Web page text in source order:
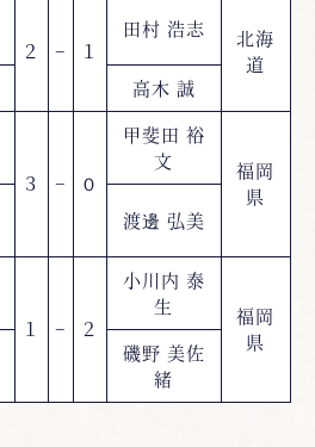
２ − １
田村 浩志
北海
道
高木 誠
３
− ０
甲斐田 裕
文
福岡
県
渡邊 弘美
１
− ２
小川内 泰
生
福岡
県
磯野 美佐
緒